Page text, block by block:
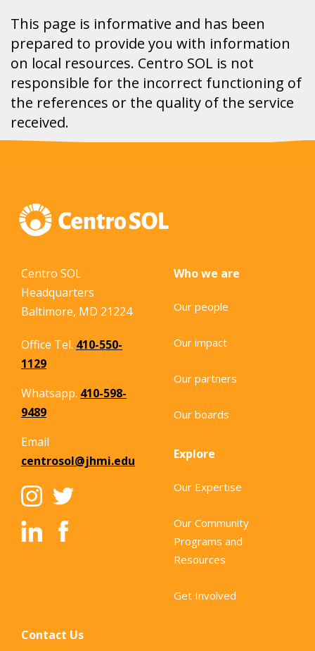
This page is informative and has been
prepared to provide you with information
on local resources. Centro SOL is not
responsible for the incorrect functioning of
the references or the quality of the service
received.
Centro SOL
Headquarters
Baltimore, MD 21224
Office Tel. 410-550-
1129
Whatsapp. 410-598-
9489
Email
centrosol@jhmi.edu
Who we are
Our people
Our impact
Our partners
Our boards
Explore
Our Expertise
Our Community
Programs and
Resources
Get Involved
Contact Us